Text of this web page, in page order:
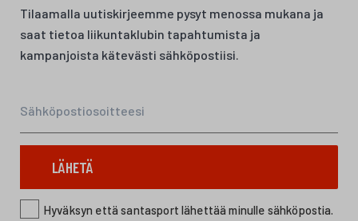
Tilaamalla uutiskirjeemme pysyt menossa mukana ja
saat tietoa liikuntaklubin tapahtumista ja
kampanjoista kätevästi sähköpostiisi.
LÄHETÄ
Hyväksyn että santasport lähettää minulle sähköpostia.